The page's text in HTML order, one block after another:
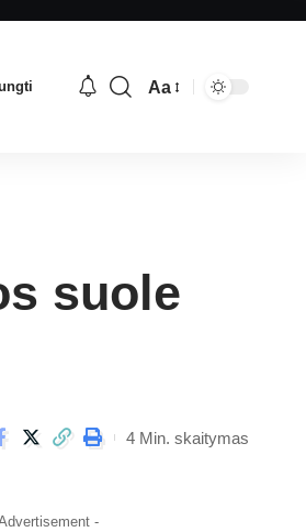
Aa
suole
4 Min. skaitymas
-